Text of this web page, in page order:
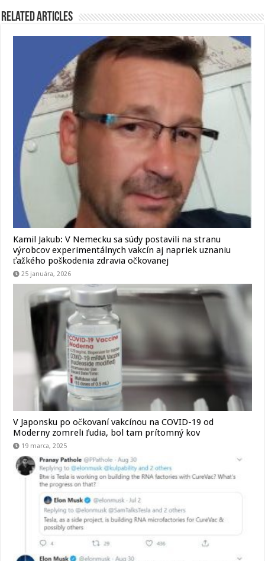
Related Articles
Kamil Jakub: V Nemecku sa súdy postavili na stranu
výrobcov experimentálnych vakcín aj napriek uznaniu
ťažkého poškodenia zdravia očkovanej
25 januára, 2026
V Japonsku po očkovaní vakcínou na COVID-19 od
Moderny zomreli ľudia, bol tam prítomný kov
19 marca, 2025